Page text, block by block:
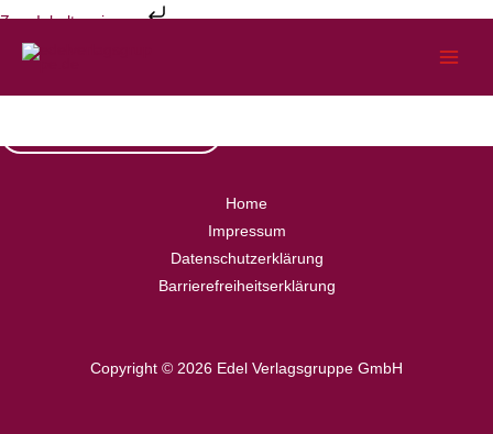
Zum Inhalt springen
Zum
Inhalt
Verlagsvorschau
KARIBU und JUMBO
Home
Impressum
Datenschutzerklärung
Barrierefreiheitserklärung
Copyright © 2026 Edel Verlagsgruppe GmbH